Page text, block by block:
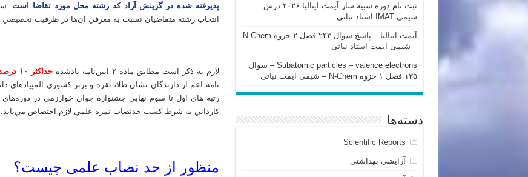
پذیرفته شده در گزینش آزاد کد رشته‌ محل مورد تقاضا است.
انتخاب رشته متقاضيان نسبت به معرفي آن‌ها در ظرفيت تخصيصي
لازم به ذكر است مطابق ماده ۲ آيين‌نامه يادشده حداكثر ۱۰ درصد ظرفيت هر كد رشته
‌نامه اعم از دارندگان نشان طلا، نقره و برنز كشوري
رتبه هاي اول تا سوم نهايي جشنواره جوان خوارزمي در
كارداني به شرط كسب حدنصاب نمره علمي لازم اختصاص مي‌يابد.
منظور از حد نصاب علمی چیست؟
ثبت نام دوره شبیه ساز آیمت ایتالیا ۲۰۲۶ درس
شیمی IMAT استاد نباتی
آیمت ایتالیا – پاسخ سوال ۲۴۳ فصل ۲ جزوه N-Chem
– شیمی آیمت استاد نباتی
Subatomic particles – valence electrons – سوال
۱۳۵ فصل ۱ جزوه N-Chem – شیمی آیمت نباتی
دسته‌ها
Scientific Reports
آرایشی بهداشتی